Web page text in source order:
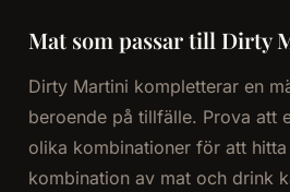
Mat som passar till Dirty
Dirty Martini kompletterar en
beroende på tillfälle. Prova att
olika kombinationer för att
kombination av mat och drink